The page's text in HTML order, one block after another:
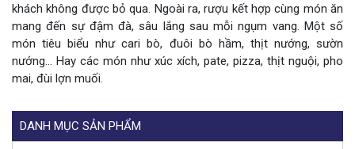
khách không được bỏ qua. Ngoài ra, rượu kết hợp cùng món ăn
mang đến sự đậm đà, sâu lắng sau mỗi ngụm vang. Một số
món tiêu biểu như cari bò, đuôi bò hầm, thịt nướng, sườn
nướng… Hay các món như xúc xích, pate, pizza, thịt nguội, pho
mai, đùi lợn muối.
DANH MỤC SẢN PHẨM